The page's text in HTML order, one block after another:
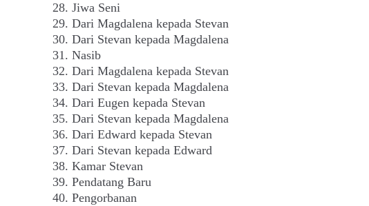
Jiwa Seni
Dari Magdalena kepada Stevan
Dari Stevan kepada Magdalena
Nasib
Dari Magdalena kepada Stevan
Dari Stevan kepada Magdalena
Dari Eugen kepada Stevan
Dari Stevan kepada Magdalena
Dari Edward kepada Stevan
Dari Stevan kepada Edward
Kamar Stevan
Pendatang Baru
Pengorbanan